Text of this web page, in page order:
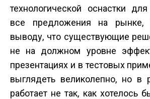
технологической оснастки
все предложения на
выводу, что существующие
не на должном уровне
презентациях и в тестовых
выглядеть великолепно, но в
работает не так, как хотелось